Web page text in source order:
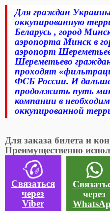
Для граждан Украины
оккупированную
Беларусь , город
аэропорта Минск в
аэропорт
Шереметьево
проходят
ФСБ России. И
продолжить путь
компании в
оккупированной
Для заказа билета и
Преимущественно
Связаться
через
Viber
через